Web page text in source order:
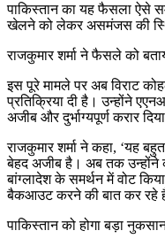
पाकिस्तान का यह फैसला ऐसे
खेलने को लेकर असमंजस की
राजकुमार शर्मा ने फैसले को
इस पूरे मामले पर अब विराट
प्रतिक्रिया दी है। उन्होंने
अजीब और दुर्भाग्यपूर्ण करार
राजकुमार शर्मा ने कहा, ‘यह
बेहद अजीब है। अब तक उन्होंने
बांग्लादेश के समर्थन में वोट
बैकआउट करने की बात कर रहे
पाकिस्तान को होगा बड़ा